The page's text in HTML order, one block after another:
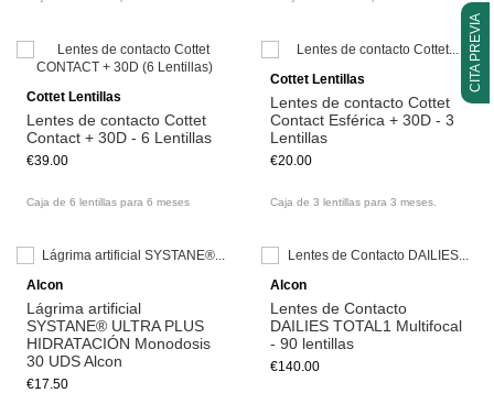
CITA PREVIA
Cottet Lentillas
Lentes de contacto Cottet
Contact + 30D - 6 Lentillas
€39.00
Caja de 6 lentillas para 6 meses
Cottet Lentillas
Lentes de contacto Cottet
Contact Esférica + 30D - 3
Lentillas
€20.00
Caja de 3 lentillas para 3 meses.
Add to cart
Alcon
Lágrima artificial
SYSTANE® ULTRA PLUS
HIDRATACIÓN Monodosis
30 UDS Alcon
€17.50
Alcon
Lentes de Contacto
DAILIES TOTAL1 Multifocal
- 90 lentillas
€140.00